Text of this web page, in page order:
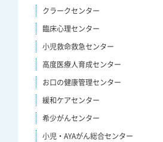
クラークセンター
臨床心理センター
小児救命救急センター
高度医療人育成センター
お口の健康管理センター
緩和ケアセンター
希少がんセンター
小児・AYAがん総合センター